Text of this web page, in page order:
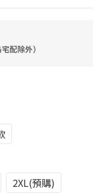
配除外）
2XL(預購)